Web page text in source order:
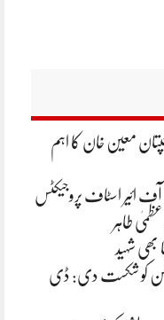
معین خان کا اہم
طاہر
بھی شہید
کو شکست دی: ڈی